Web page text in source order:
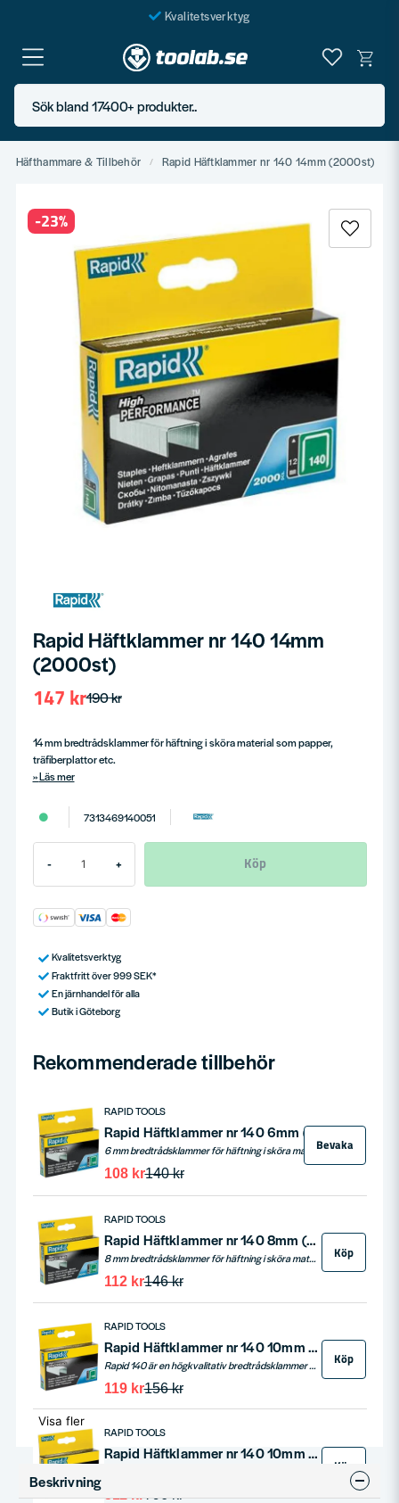
Kvalitetsverktyg
Fraktfritt över 999 SEK*
En järnhandel för alla
Butik i Göteborg
Sök bland 17400+ produkter..
Häfthammare & Tillbehör Rapid Häftklammer nr 140 14mm (2000st)
-23%
Rapid Häftklammer nr 140 14mm
(2000st)
190 kr
147 kr
14 mm bredtrådsklammer för häftning i sköra material som papper,
träfiberplattor etc.
Läs mer
7313469140051
- + Köp
Kvalitetsverktyg
Fraktfritt över 999 SEK*
En järnhandel för alla
Butik i Göteborg
Rekommenderade tillbehör
RAPID TOOLS
Rapid Häftklammer nr 140 6mm (2000st)
140 kr
108 kr
Bevaka
RAPID TOOLS
Rapid Häftklammer nr 140 8mm (2000st)
8 mm bredtrådsklammer för häftning i sköra material som papper, träfiberplattor etc.
146 kr
112 kr
Köp
RAPID TOOLS
Rapid Häftklammer nr 140 10mm (2000st)
Rapid 140 är en högkvalitativ bredtrådsklammer med utmärkt fasthållningsförmåga, idealisk för isoleringsmaterial, tunn plastfilm, wellpapp och mattor. Den galvaniserade klammertråden är precisionklippt för optimal penetration. Finns även i en rostfri version för användning i utsatta miljöer, vilket gör den till ett mångsidigt verktyg för både professionella och hemmabruk.
156 kr
119 kr
Köp
RAPID TOOLS
Rapid Häftklammer nr 140 10mm Rostfri (2000st)
796 kr
511 kr
Köp
Visa fler
Beskrivning